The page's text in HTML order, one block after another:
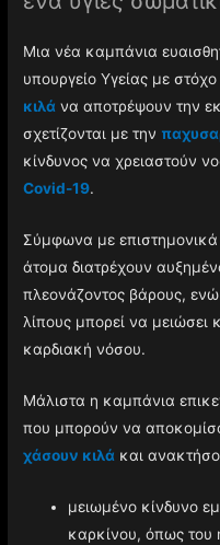
Μια νέα καμπάνια
υπουργείο Υγείας με
κιλά να αποτρέψουν την
σχετίζονται με την
κίνδυνος να χρειαστούν
Covid-19.
Σύμφωνα με επιστημονικά
άτομα διατρέχουν
πλεονάζοντος βάρους,
λίπους μπορεί να μειώσει
καρδιακή νόσου.
Μάλιστα η καμπάνια
που μπορούν να
χάσουν κιλά και
μειωμένο κίνδυνο
καρκίνου, όπως του